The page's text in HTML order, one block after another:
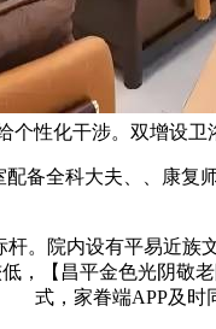
个性化干涉。双增设卫
全科大夫、、康复师
院内设有平易近族
，【昌平金色光阴
式，家眷端APP及时